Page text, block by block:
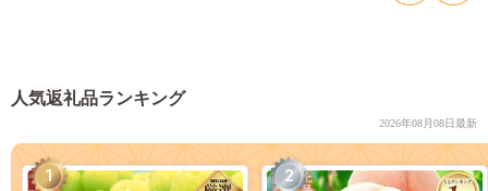
人気返礼品ランキング
2026年08月08日最新
1 2